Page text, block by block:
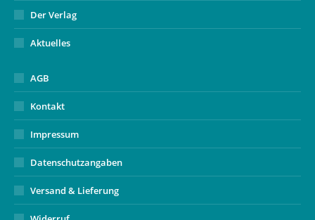
Der Verlag
Aktuelles
AGB
Kontakt
Impressum
Datenschutzangaben
Versand & Lieferung